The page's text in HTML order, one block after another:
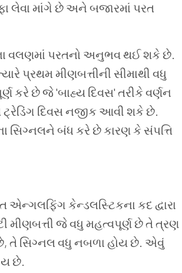
લેવા માંગે છે અને બજારમાં પરત
વલણમાં પરતનો અનુભવથઈશકે છે.
પ્રથમમીણબત્તીની સીમાથી વધુ
કરે છેજે'બાહ્ય દિવસ' તરીકેવર્ણન
ટ્રેડિંગ દિવસનજીક આવી શકે છે.
સિગ્નલને બંધ કરે છેકારણકે સંપત્તિ
એન્ગલફિંગ કેન્ડલસ્ટિકના કદદ્વારા
મીણબત્તી જેવધુ મહત્વપૂર્ણ છેતેત્રણ
, તે સિગ્નલવધુ નબળા હોય છે. એવું
છે.